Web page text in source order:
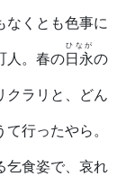
くとも色事に
人。春の日永
ひなが
の
クラリと、どん
行ったやら。
乞食姿で、哀れ